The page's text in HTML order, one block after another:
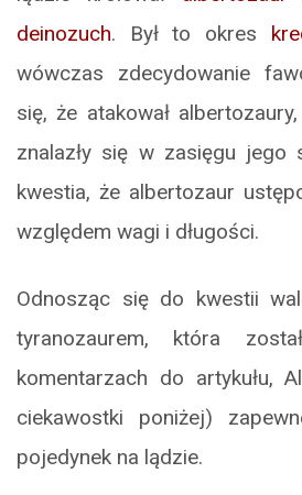
deinozuch. Był to okres
wówczas zdecydowanie
się, że atakował
znalazły się w zasięgu jego
kwestia, że albertozaur
względem wagi i długości.
Odnosząc się do kwestii
tyranozaurem, która
komentarzach do artykułu,
ciekawostki poniżej)
pojedynek na lądzie.